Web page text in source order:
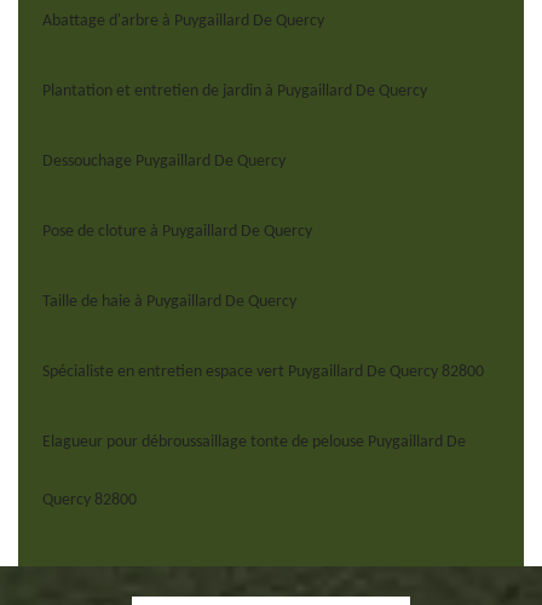
Abattage d'arbre à Puygaillard De Quercy
Plantation et entretien de jardin à Puygaillard De Quercy
Dessouchage Puygaillard De Quercy
Pose de cloture à Puygaillard De Quercy
Taille de haie à Puygaillard De Quercy
Spécialiste en entretien espace vert Puygaillard De Quercy 82800
Elagueur pour débroussaillage tonte de pelouse Puygaillard De
Quercy 82800